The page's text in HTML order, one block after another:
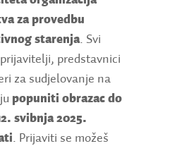
za provedbu
starenja. Svi
predstavnici
za sudjelovanje na
popuniti obrazac do
svibnja 2025.
. Prijaviti se možeš